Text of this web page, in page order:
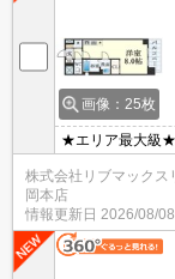
画像：25枚
★エリア最大級★
望がありました
能！オンライン
問題ありません♪
可能になります
株式会社リブマックス
岡本店
情報更新日 2026/08/08